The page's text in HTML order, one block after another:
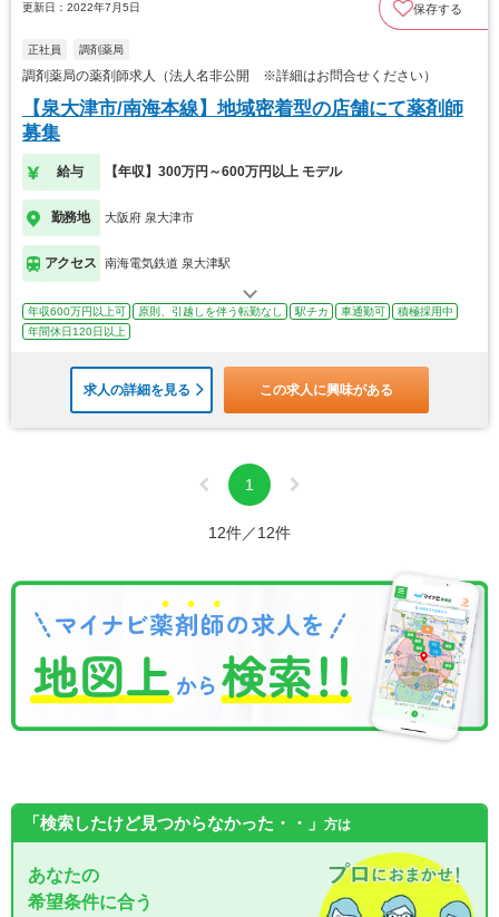
更新日：2022年7月5日 保存する
正社員 調剤薬局
調剤薬局の薬剤師求人（法人名非公開 ※詳細はお問合せください）
【泉大津市/南海本線】地域密着型の店舗にて薬剤師
募集
給与 【年収】300万円～600万円以上 モデル
勤務地 大阪府 泉大津市
アクセス 南海電気鉄道 泉大津駅
年収600万円以上可 原則、引越しを伴う転勤なし 駅チカ 車通勤可
積極採用中
年間休日120日以上
求人の詳細を見る この求人に興味がある
1
12件／12件
「検索したけど見つからなかった・・」 方は
あなたの
希望条件に合う